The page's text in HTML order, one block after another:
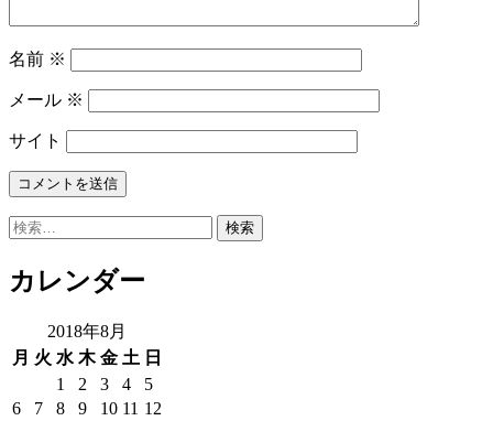
名前 ※
メール ※
サイト
検
カレンダー
2018年8月
月 火 水 木 金 土 日
1
2 3 4
5
6
7 8 9 10 11 12